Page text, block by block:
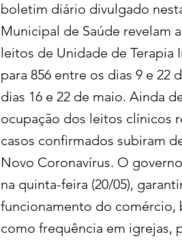
boletim diário divulgado
Municipal de Saúde revelam
leitos de Unidade de Terapia
para 856 entre os dias 9 e 22
dias 16 e 22 de maio. Ainda
ocupação dos leitos clínicos
casos confirmados subiram
Novo Coronavírus. O
na quinta-feira (20/05),
funcionamento do comércio,
como frequência em igrejas,